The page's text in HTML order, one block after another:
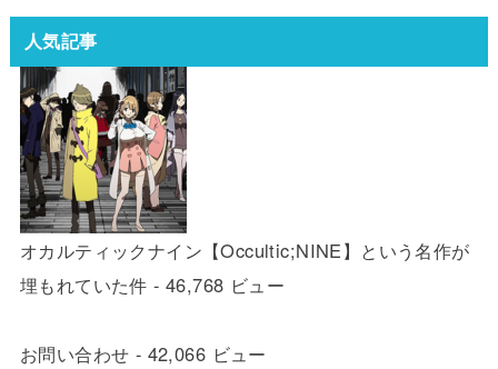
人気記事
オカルティックナイン【Occultic;NINE】という名作が
埋もれていた件 - 46,768 ビュー
お問い合わせ - 42,066 ビュー